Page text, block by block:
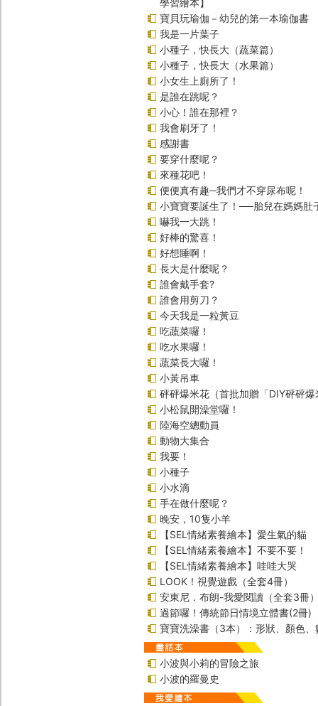
學習繪本】
寶貝玩瑜伽－幼兒的第一本瑜伽書
我是一片葉子
小種子，快長大（蔬菜篇）
小種子，快長大（水果篇）
小女生上廁所了！
是誰在跳呢？
小心！誰在那裡？
我會刷牙了！
感謝書
要穿什麼呢？
來種花吧！
便便真有趣─我們才不穿尿布呢！
小寶寶要誕生了！──胎兒在媽媽肚
嚇我一大跳！
好棒的驚喜！
好想睡啊！
長大是什麼呢？
誰會戴手套?
誰會用剪刀？
今天我是一粒黃豆
吃蔬菜囉！
吃水果囉！
蔬菜長大囉！
小黃吊車
砰砰爆米花（首批加贈「DIY砰砰
小松鼠開澡堂囉！
陸海空總動員
動物大集合
我要！
小種子
小水滴
手在做什麼呢？
晚安，10隻小羊
【SEL情緒素養繪本】愛生氣的貓
【SEL情緒素養繪本】不要不要！
【SEL情緒素養繪本】哇哇大哭
LOOK！視覺遊戲（全套4冊）
安東尼．布朗-我愛閱讀（全套3冊
過節囉！傳統節日情境立體書(2冊)
寶寶洗澡書（3本）：形狀、顏色、
小波與小莉的冒險之旅
小波的羅曼史